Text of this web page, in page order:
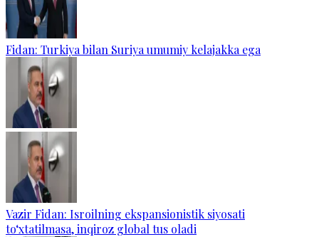
Fidan: Turkiya bilan Suriya umumiy kelajakka ega
Vazir Fidan: Isroilning ekspansionistik siyosati
to‘xtatilmasa, inqiroz global tus oladi